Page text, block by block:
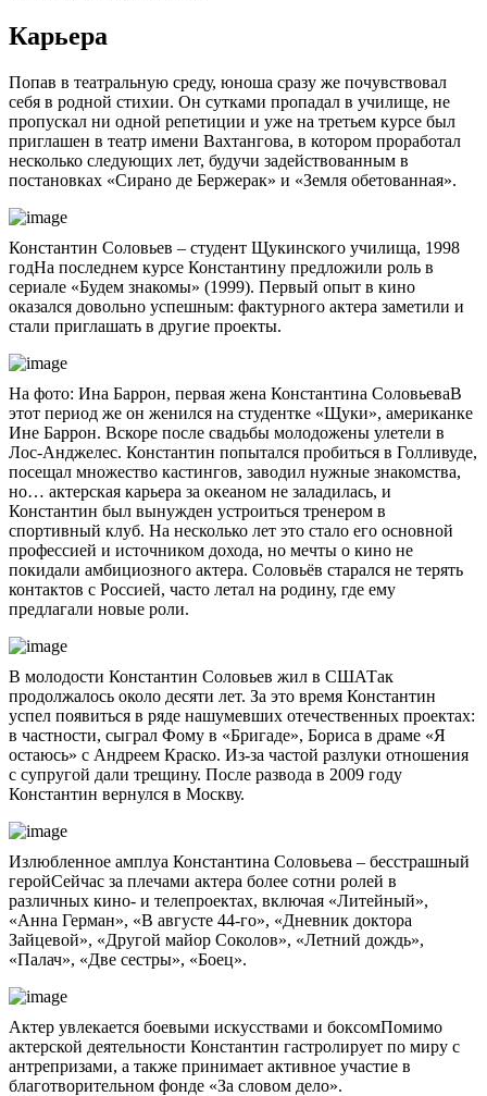
Карьера
Попав в театральную среду, юноша сразу же почувствовал
себя в родной стихии. Он сутками пропадал в училище, не
пропускал ни одной репетиции и уже на третьем курсе был
приглашен в театр имени Вахтангова, в котором проработал
несколько следующих лет, будучи задействованным в
постановках «Сирано де Бержерак» и «Земля обетованная».
Константин Соловьев – студент Щукинского училища, 1998
годНа последнем курсе Константину предложили роль в
сериале «Будем знакомы» (1999). Первый опыт в кино
оказался довольно успешным: фактурного актера заметили и
стали приглашать в другие проекты.
На фото: Ина Баррон, первая жена Константина СоловьеваВ
этот период же он женился на студентке «Щуки», американке
Ине Баррон. Вскоре после свадьбы молодожены улетели в
Лос-Анджелес. Константин попытался пробиться в Голливуде,
посещал множество кастингов, заводил нужные знакомства,
но… актерская карьера за океаном не заладилась, и
Константин был вынужден устроиться тренером в
спортивный клуб. На несколько лет это стало его основной
профессией и источником дохода, но мечты о кино не
покидали амбициозного актера. Соловьёв старался не терять
контактов с Россией, часто летал на родину, где ему
предлагали новые роли.
В молодости Константин Соловьев жил в СШАТак
продолжалось около десяти лет. За это время Константин
успел появиться в ряде нашумевших отечественных проектах:
в частности, сыграл Фому в «Бригаде», Бориса в драме «Я
остаюсь» с Андреем Краско. Из-за частой разлуки отношения
с супругой дали трещину. После развода в 2009 году
Константин вернулся в Москву.
Излюбленное амплуа Константина Соловьева – бесстрашный
геройСейчас за плечами актера более сотни ролей в
различных кино- и телепроектах, включая «Литейный»,
«Анна Герман», «В августе 44-го», «Дневник доктора
Зайцевой», «Другой майор Соколов», «Летний дождь»,
«Палач», «Две сестры», «Боец».
Актер увлекается боевыми искусствами и боксомПомимо
актерской деятельности Константин гастролирует по миру с
антрепризами, а также принимает активное участие в
благотворительном фонде «За словом дело».